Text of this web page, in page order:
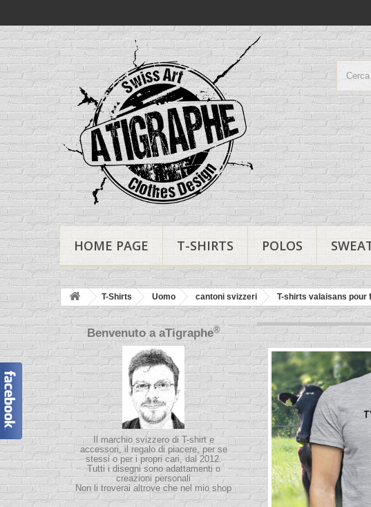
HOME PAGE T-SHIRTS POLOS
T-Shirts Uomo cantoni svizzeri T-shirts valaisans pour
Benvenuto aaTigraphe®
Il marchio svizzero di T-shirt e
accessori, il regalo di piacere, per se
stessi o per i propri cari, dal 2012.
Tutti i disegni sono adattamenti o
creazioni personali
Non li troverai altrove che nel mio shop